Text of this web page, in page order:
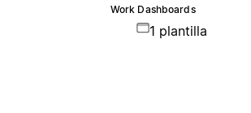
Work Dashboards
1 plantilla